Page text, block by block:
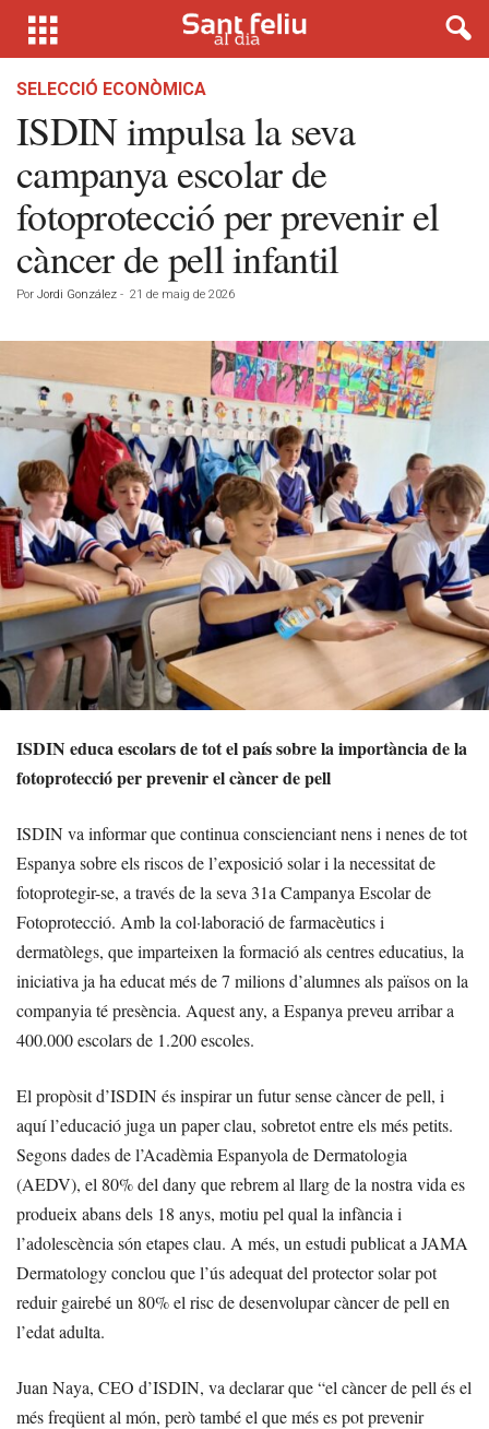
SELECCIÓ ECONÒMICA
ISDIN impulsa la seva
campanya escolar de
fotoprotecció per prevenir el
càncer de pell infantil
Por Jordi González - 21 de maig de 2026
ISDIN educa escolars de tot el país sobre la importància de la
fotoprotecció per prevenir el càncer de pell
ISDIN va informar que continua conscienciant nens i nenes de tot
Espanya sobre els riscos de l’exposició solar i la necessitat de
fotoprotegir-se, a través de la seva 31a Campanya Escolar de
Fotoprotecció. Amb la col·laboració de farmacèutics i
dermatòlegs, que imparteixen la formació als centres educatius, la
iniciativa ja ha educat més de 7 milions d’alumnes als països on la
companyia té presència. Aquest any, a Espanya preveu arribar a
400.000 escolars de 1.200 escoles.
El propòsit d’ISDIN és inspirar un futur sense càncer de pell, i
aquí l’educació juga un paper clau, sobretot entre els més petits.
Segons dades de l’Acadèmia Espanyola de Dermatologia
(AEDV), el 80% del dany que rebrem al llarg de la nostra vida es
produeix abans dels 18 anys, motiu pel qual la infància i
l’adolescència són etapes clau. A més, un estudi publicat a JAMA
Dermatology conclou que l’ús adequat del protector solar pot
reduir gairebé un 80% el risc de desenvolupar càncer de pell en
l’edat adulta.
Juan Naya, CEO d’ISDIN, va declarar que “el càncer de pell és el
més freqüent al món, però també el que més es pot prevenir